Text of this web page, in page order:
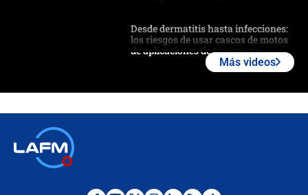
Desde dermatitis hasta infecciones:
los riesgos de usar cascos de motos
de aplicaciones de transporte
Más videos